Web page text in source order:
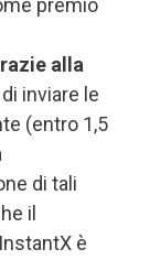
premio
alla
inviare le
(entro 1,5
di tali
il
è